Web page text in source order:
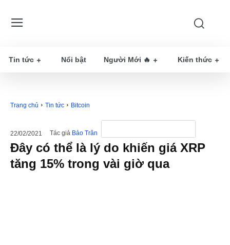
Tin tức Nổi bật Người Mới 🔥 Kiến thức
Trang chủ Tin tức Bitcoin
22/02/2021 Tác giả Bảo Trân
Đây có thể là lý do khiến giá XRP
tăng 15% trong vài giờ qua